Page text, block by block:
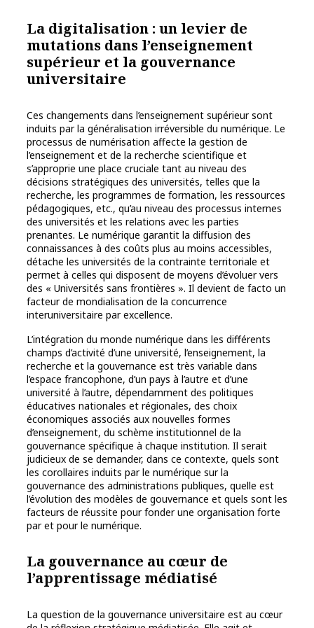
La digitalisation : un levier de
mutations dans l’enseignement
supérieur et la gouvernance
universitaire
Ces changements dans l’enseignement supérieur sont
induits par la généralisation irréversible du numérique. Le
processus de numérisation affecte la gestion de
l’enseignement et de la recherche scientifique et
s’approprie une place cruciale tant au niveau des
décisions stratégiques des universités, telles que la
recherche, les programmes de formation, les ressources
pédagogiques, etc., qu’au niveau des processus internes
des universités et les relations avec les parties
prenantes. Le numérique garantit la diffusion des
connaissances à des coûts plus au moins accessibles,
détache les universités de la contrainte territoriale et
permet à celles qui disposent de moyens d’évoluer vers
des « Universités sans frontières ». Il devient de facto un
facteur de mondialisation de la concurrence
interuniversitaire par excellence.
L’intégration du monde numérique dans les différents
champs d’activité d’une université, l’enseignement, la
recherche et la gouvernance est très variable dans
l’espace francophone, d’un pays à l’autre et d’une
université à l’autre, dépendamment des politiques
éducatives nationales et régionales, des choix
économiques associés aux nouvelles formes
d’enseignement, du schème institutionnel de la
gouvernance spécifique à chaque institution. Il serait
judicieux de se demander, dans ce contexte, quels sont
les corollaires induits par le numérique sur la
gouvernance des administrations publiques, quelle est
l’évolution des modèles de gouvernance et quels sont les
facteurs de réussite pour fonder une organisation forte
par et pour le numérique.
La gouvernance au cœur de
l’apprentissage médiatisé
La question de la gouvernance universitaire est au cœur